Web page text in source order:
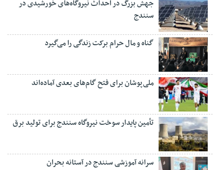
جهش بزرگ در احداث نیروگاه‌های خورشیدی در
سنندج
گناه و مال حرام برکت زندگی را می‌گیرد
ملی‌پوشان برای فتح گام‌های بعدی آماده‌اند
تأمین پایدار سوخت نیروگاه سنندج برای تولید برق
سرانه آموزشی سنندج در آستانه بحران